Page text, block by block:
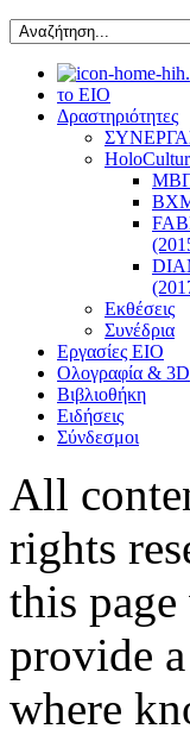
το ΕΙΟ
Δραστηριότητες
ΜΒΠ
ΒΧΜ
Εκθέσεις
Συνέδρια
Εργασίες ΕΙΟ
Ολογραφία & 3D
Βιβλιοθήκη
Ειδήσεις
Σύνδεσμοι
All
rights
this
provide
where